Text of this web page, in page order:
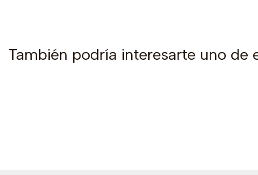
También podría interesarte uno de